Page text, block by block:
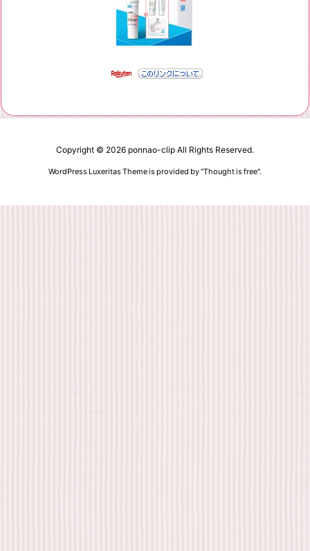
Copyright © 2026 ponnao-clip All Rights Reserved.
WordPress Luxeritas Theme is provided by "Thought is free".